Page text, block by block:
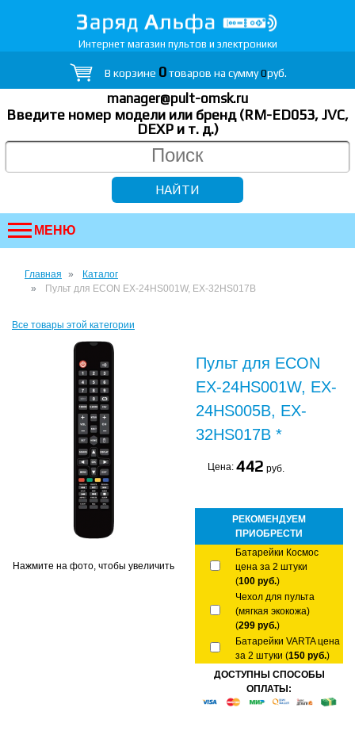
Интернет магазин пультов и электроники
В корзине 0товаров на сумму0руб.
manager@pult-omsk.ru
Введите номер модели или бренд (RM-ED053, JVC,
DEXP и т. д.)
МЕНЮ
Главная
Каталог
Пульт для ECON EX-24HS001W, EX-32HS017B
Все товары этой категории
Нажмите на фото, чтобы увеличить
Пульт для ECON
EX-24HS001W, EX-
24HS005B, EX-
32HS017B *
Цена: 442 руб.
РЕКОМЕНДУЕМ
ПРИОБРЕСТИ
Батарейки Космос
цена за 2 штуки
(100 руб.)
Чехол для пульта
(мягкая экокожа)
(299 руб.)
Батарейки VARTA цена
за 2 штуки (150 руб.)
ДОСТУПНЫ СПОСОБЫ
ОПЛАТЫ: